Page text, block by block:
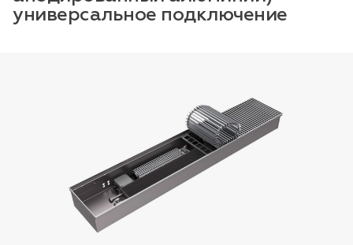
Пн-Пт, 9:00—18:00
универсальное подключение